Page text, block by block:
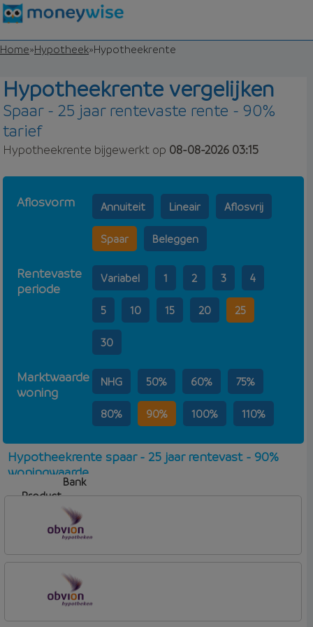
Home»Hypotheek»Hypotheekrente
Hypotheekrente vergelijken
Spaar - 25 jaar rentevaste rente - 90%
tarief
Hypotheekrente bijgewerkt op 08-08-2026 03:15
Aflosvorm Annuiteit Lineair Aflosvrij
Spaar Beleggen
Rentevaste
periode
Variabel 1 2 3 4
5 10 15 20 25
30
Marktwaarde
woning
NHG 50% 60% 75%
80% 90% 100% 110%
Hypotheekrente spaar - 25 jaar rentevast - 90%
woningwaarde
Bank
Product
Aflosvorm
OBVION Hypotheken
Woon Hypotheek